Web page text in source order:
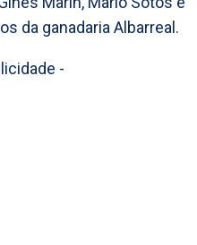
da ganadaria Albarreal.
-